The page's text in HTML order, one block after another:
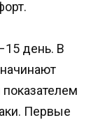
день. В
Первые